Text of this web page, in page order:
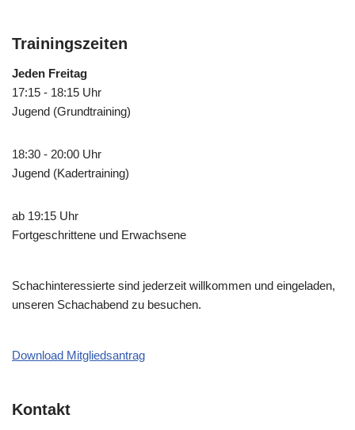
Trainingszeiten
Jeden Freitag
17:15 - 18:15 Uhr
Jugend (Grundtraining)
18:30 - 20:00 Uhr
Jugend (Kadertraining)
ab 19:15 Uhr
Fortgeschrittene und Erwachsene
Schachinteressierte sind jederzeit willkommen und eingeladen,
unseren Schachabend zu besuchen.
Download Mitgliedsantrag
Kontakt